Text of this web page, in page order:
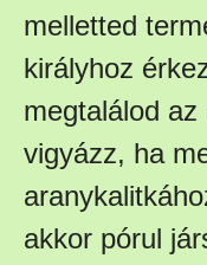
melletted
királyhoz
megtalálod
vigyázz, ha
akkor pórul